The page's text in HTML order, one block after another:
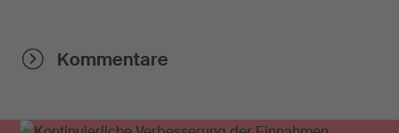
Kommentare